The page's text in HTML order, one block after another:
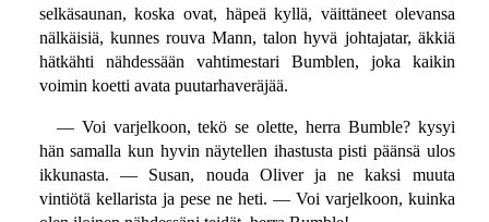
selkäsaunan, koska ovat, häpeä kyllä, väittäneet olevansa
nälkäisiä, kunnes rouva Mann, talon hyvä johtajatar, äkkiä
hätkähti nähdessään vahtimestari Bumblen, joka kaikin
voimin koetti avata puutarhaveräjää.
— Voi varjelkoon, tekö se olette, herra Bumble? kysyi
hän samalla kun hyvin näytellen ihastusta pisti päänsä ulos
ikkunasta. — Susan, nouda Oliver ja ne kaksi muuta
vintiötä kellarista ja pese ne heti. — Voi varjelkoon, kuinka